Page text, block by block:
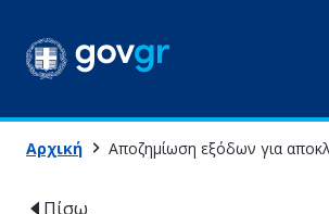
Αρχική Αποζημίωση εξόδων για
Πίσω